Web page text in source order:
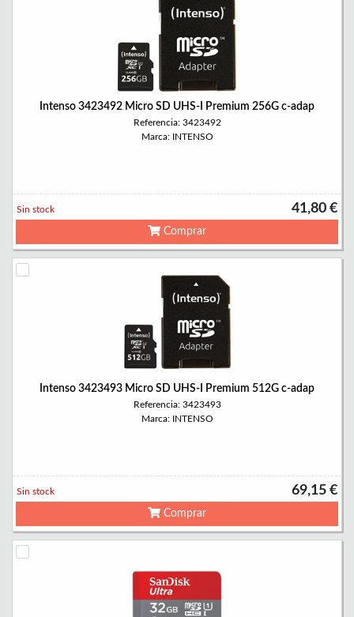
Intenso 3423492 Micro SD UHS-I Premium 256G c-adap
Referencia: 3423492
Marca: INTENSO
41,80 €
Sin stock
Comprar
Intenso 3423493 Micro SD UHS-I Premium 512G c-adap
Referencia: 3423493
Marca: INTENSO
69,15 €
Sin stock
Comprar